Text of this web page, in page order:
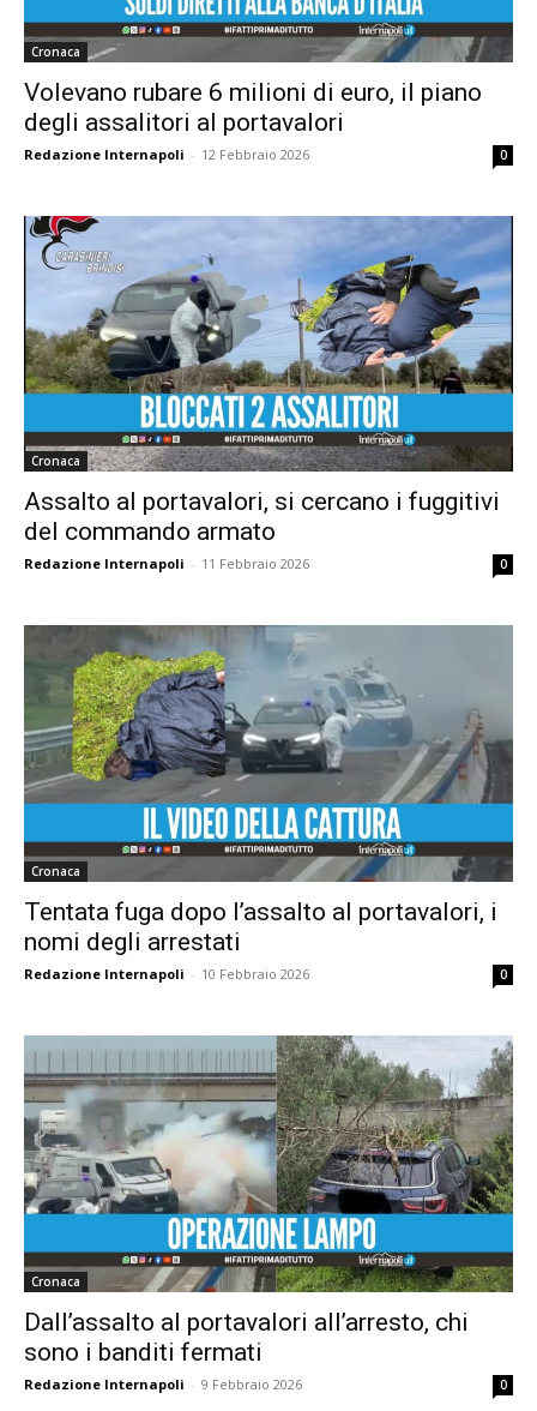
Cronaca
Volevano rubare 6 milioni di euro, il piano
degli assalitori al portavalori
Redazione Internapoli - 12 Febbraio 2026 0
Cronaca
Assalto al portavalori, si cercano i fuggitivi
del commando armato
Redazione Internapoli - 11 Febbraio 2026 0
Cronaca
Tentata fuga dopo l’assalto al portavalori, i
nomi degli arrestati
Redazione Internapoli - 10 Febbraio 2026 0
Cronaca
Dall’assalto al portavalori all’arresto, chi
sono i banditi fermati
Redazione Internapoli - 9 Febbraio 2026 0